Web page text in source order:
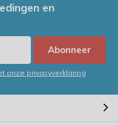
en
Abonneer
onze privacyverklaring